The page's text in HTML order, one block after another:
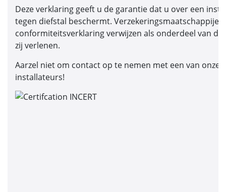
Deze verklaring geeft u de garantie dat u over een
tegen diefstal beschermt.
conformiteitsverklaring verwijzen als onderdeel van
zij verlenen.
Aarzel niet om contact op te nemen met een van onze
installateurs!